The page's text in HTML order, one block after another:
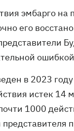
эмбарго на
его
в 2023
истек 14
1000